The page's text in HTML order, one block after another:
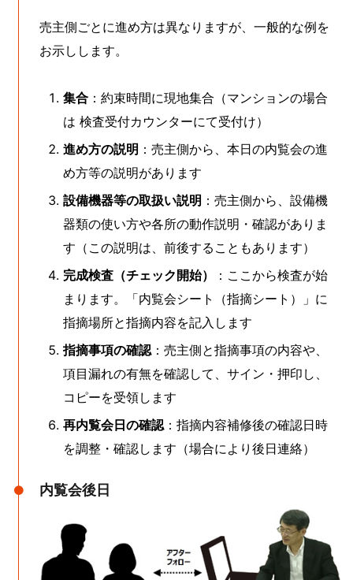
売主側ごとに進め方は異なりますが、一般的な例を
お示しします。
集合 ：約束時間に現地集合（マンションの場合
は 検査受付カウンターにて受付け）
進め方の説明 ：売主側から、本日の内覧会の進
め方等の説明があります
設備機器等の取扱い説明 ：売主側から、設備機
器類の使い方や各所の動作説明・確認がありま
す（この説明は、前後することもあります）
完成検査（チェック開始）
：ここから検査が始
まります。「内覧会シート（指摘シート）」に
指摘場所と指摘内容を記入します
指摘事項の確認：売主側と指摘事項の内容や、
項目漏れの有無を確認して、サイン・押印し、
コピーを受領します
再内覧会日の確認：指摘内容補修後の確認日時
を調整・確認します（場合により後日連絡）
内覧会後日